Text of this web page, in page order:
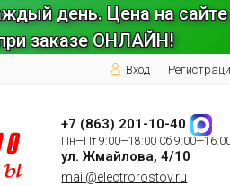
день. Цена на сайте
заказе ОНЛАЙН!
Вход
+7 (863) 201-10-40
Пн—Пт 9:00—18:00 Сб
ул. Жмайлова, 4/10
mail@electrorostov.ru